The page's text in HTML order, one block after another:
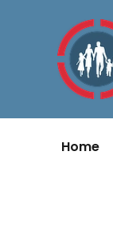
Home